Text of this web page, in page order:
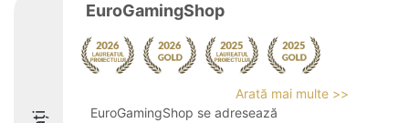
EuroGamingShop
Arată mai multe >>
EuroGamingShop se adresează